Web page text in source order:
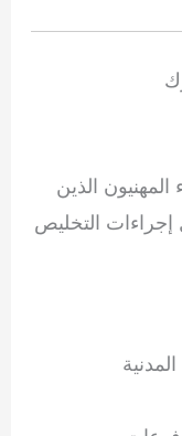
الذين
إجراءات التخليص